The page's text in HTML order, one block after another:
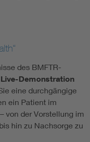
des BMFTR-
Live-Demonstration
eine durchgängige
ein Patient im
von der Vorstellung im
hin zu Nachsorge zu